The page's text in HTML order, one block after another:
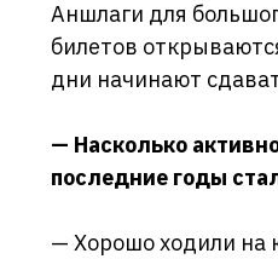
Аншлаги для
билетов
дни начинают
— Насколько
последние годы
— Хорошо ходили на